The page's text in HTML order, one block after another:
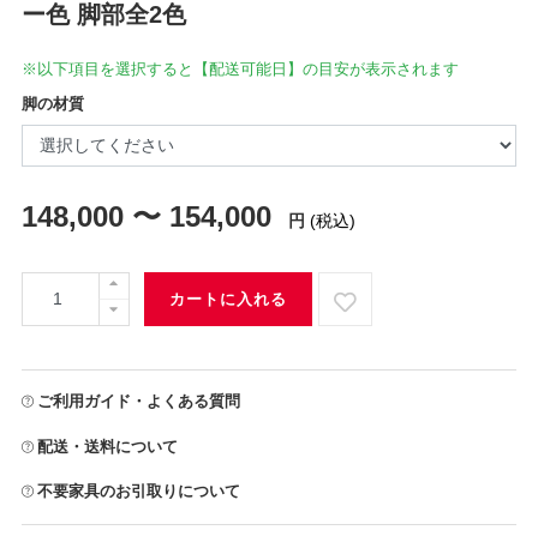
ー色 脚部全2色
※以下項目を選択すると【配送可能日】の目安が表示されます
脚の材質
148,000 〜 154,000 円 (税込)
カートに入れる
ご利用ガイド・よくある質問
配送・送料について
不要家具のお引取りについて